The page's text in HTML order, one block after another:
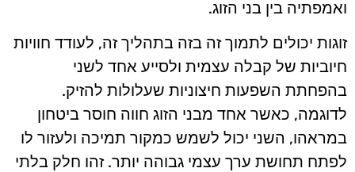
ואמפתיה בין בני הזוג.
זוגות יכולים לתמוך זה בזה בתהליך זה, לעודד חוויות
חיוביות של קבלה עצמית ולסייע אחד לשני
בהפחתת השפעות חיצוניות שעלולות להזיק.
לדוגמה, כאשר אחד מבני הזוג חווה חוסר ביטחון
במראהו, השני יכול לשמש כמקור תמיכה ולעזור לו
לפתח תחושת ערך עצמי גבוהה יותר. זהו חלק בלתי